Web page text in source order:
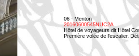
06 - Menton
20160600545NUC2A
Hôtel de voyageurs dit Hôtel
Première volée de l'escalier.